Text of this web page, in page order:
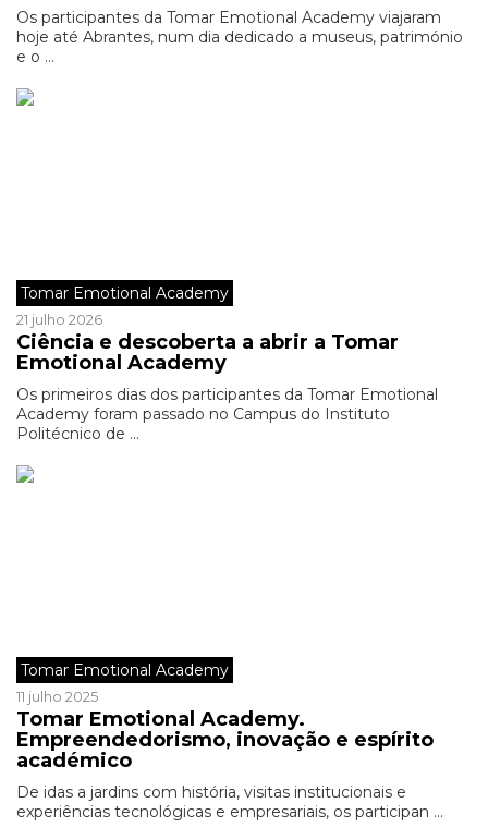
Os participantes da Tomar Emotional Academy viajaram
hoje até Abrantes, num dia dedicado a museus, património
e o ...
Tomar Emotional Academy
21 julho 2026
Ciência e descoberta a abrir a Tomar
Emotional Academy
Os primeiros dias dos participantes da Tomar Emotional
Academy foram passado no Campus do Instituto
Politécnico de ...
Tomar Emotional Academy
11 julho 2025
Tomar Emotional Academy.
Empreendedorismo, inovação e espírito
académico
De idas a jardins com história, visitas institucionais e
experiências tecnológicas e empresariais, os participan ...